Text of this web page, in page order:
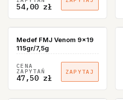
54,00 zł
Medef FMJ Venom 9x19
115gr/7,5g
CENA
ZAPYTAŃ
47,50 zł
ZAPYTAJ